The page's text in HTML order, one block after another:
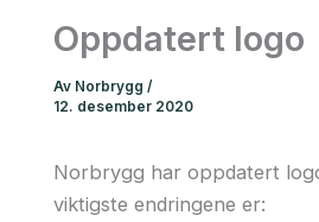
Oppdatert logo
Av Norbrygg /
12. desember 2020
Norbrygg har oppdatert
viktigste endringene er: